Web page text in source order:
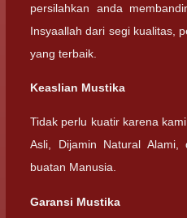
persilahkan anda
Insyaallah dari segi kualitas,
yang terbaik.
Keaslian Mustika
Tidak perlu kuatir karena
Asli, Dijamin Natural Alami,
buatan Manusia.
Garansi Mustika